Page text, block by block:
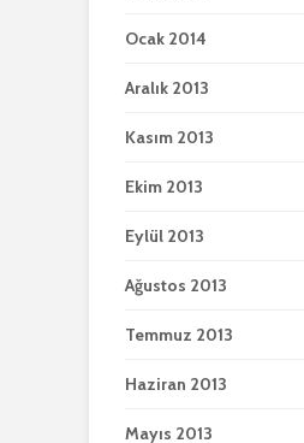
Ocak 2014
Aralık 2013
Kasım 2013
Ekim 2013
Eylül 2013
Ağustos 2013
Temmuz 2013
Haziran 2013
Mayıs 2013